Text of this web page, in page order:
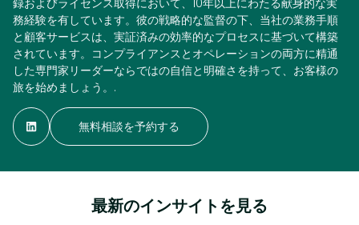
務経験を有しています。彼の戦略的な監督の下、当社の業務手順
と顧客サービスは、実証済みの効率的なプロセスに基づいて構築
されています。コンプライアンスとオペレーションの両方に精通
した専門家リーダーならではの自信と明確さを持って、お客様の
旅を始めましょう。.
無料相談を予約する
最新のインサイトを見る